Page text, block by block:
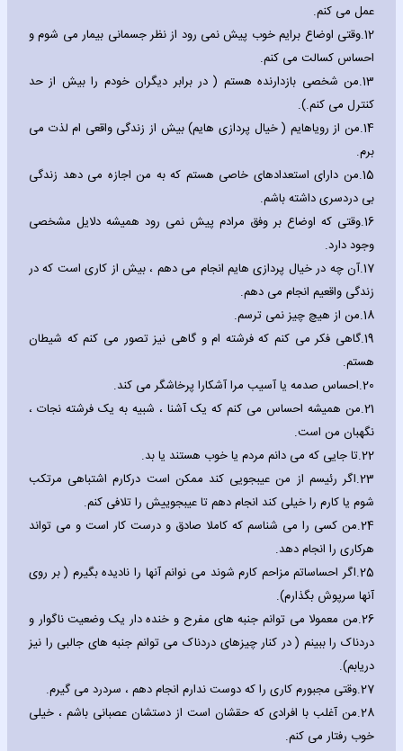
عمل می کنم.
12.وقتی اوضاع برایم خوب پیش نمی رود از نظر جسمانی بیمار می شوم و
احساس کسالت می کنم.
13. من شخصی بازدارنده هستم ( در برابر دیگران خودم را بیش از حد
کنترل می کنم.).
14. من از رویاهایم ( خیال پردازی هایم) بیش از زندگی واقعی ام لذت می
برم.
15. من دارای استعدادهای خاصی هستم که به من اجازه می دهد زندگی
بی دردسری داشته باشم.
16.وقتی که اوضاع بر وفق مرادم پیش نمی رود همیشه دلایل مشخصی
وجود دارد.
17.آن چه در خیال پردازی هایم انجام می دهم ، بیش از کاری است که در
زندگی واقعیم انجام می دهم.
18. من از هیچ چیز نمی ترسم.
19.گاهی فکر می کنم که فرشته ام و گاهی نیز تصور می کنم که شیطان
هستم.
20. احساس صدمه یا آسیب مرا آشکارا پرخاشگر می کند.
21. من همیشه احساس می کنم که یک آشنا ، شبیه به یک فرشته نجات ،
نگهبان من است.
22.تا جایی که می دانم مردم یا خوب هستند یا بد.
23. اگر رئیسم از من عیبجویی کند ممکن است درکارم اشتباهی مرتکب
شوم یا کارم را خیلی کند انجام دهم تا عیبجوییش را تلافی کنم.
24. من کسی را می شناسم که کاملا صادق و درست کار است و می تواند
هرکاری را انجام دهد.
25. اگر احساساتم مزاحم کارم شوند می نوانم آنها را نادیده بگیرم ( بر روی
آنها سرپوش بگذارم).
26. من معمولا می توانم جنبه های مفرح و خنده دار یک وضعیت ناگوار و
دردناک را ببینم ( در کنار چیزهای دردناک می توانم جنبه های جالبی را نیز
دریابم).
27.وقتی مجبورم کاری را که دوست ندارم انجام دهم ، سردرد می گیرم.
28. من آغلب با افرادی که حقشان است از دستشان عصبانی باشم ، خیلی
خوب رفتار می کنم.